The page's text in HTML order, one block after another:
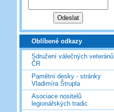
Oblíbené odkazy
Sdružení válečných veteránů
ČR
Pamětní desky - stránky
Vladimíra Štrupla
Asociace nositelů
legionářských tradic